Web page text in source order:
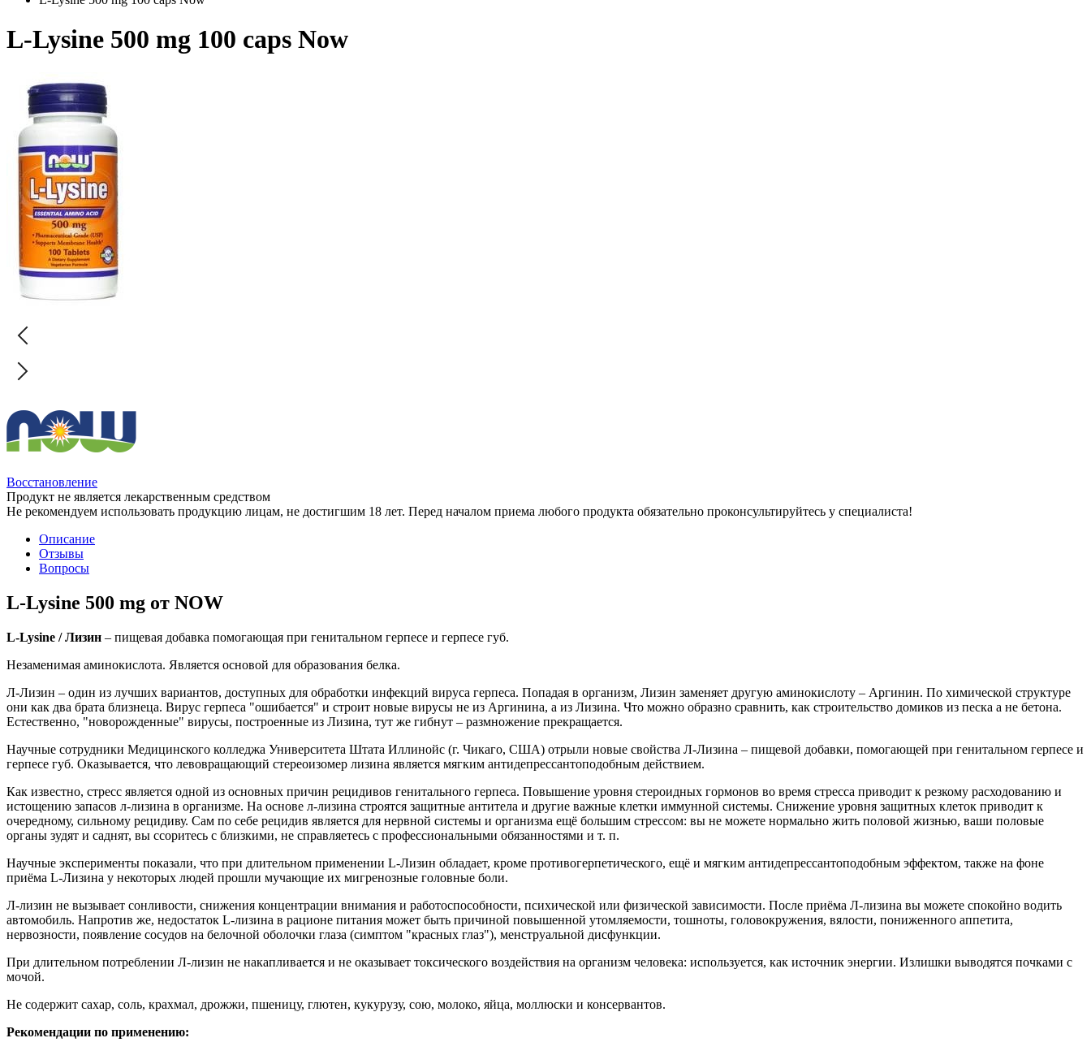
L-Lysine 500 mg 100 caps Now
Восстановление
Продукт не является лекарственным средством
Не рекомендуем использовать продукцию лицам, не достигшим 18 лет. Перед началом приема любого продукта обязательно проконсультируйтесь у специалиста!
Описание
Отзывы
Вопросы
L-Lysine 500 mg от NOW
L-Lysine / Лизин – пищевая добавка помогающая при генитальном герпесе и герпесе губ.
Незаменимая аминокислота. Является основой для образования белка.
Л-Лизин – один из лучших вариантов, доступных для обработки инфекций вируса герпеса. Попадая в организм, Лизин заменяет другую аминокислоту – Аргинин. По химической структуре
они как два брата близнеца. Вирус герпеса "ошибается" и строит новые вирусы не из Аргинина, а из Лизина. Что можно образно сравнить, как строительство домиков из песка а не бетона.
Естественно, "новорожденные" вирусы, построенные из Лизина, тут же гибнут – размножение прекращается.
Научные сотрудники Медицинского колледжа Университета Штата Иллинойс (г. Чикаго, США) отрыли новые свойства Л-Лизина – пищевой добавки, помогающей при генитальном герпесе и
герпесе губ. Оказывается, что левовращающий стереоизомер лизина является мягким антидепрессантоподобным действием.
Как известно, стресс является одной из основных причин рецидивов генитального герпеса. Повышение уровня стероидных гормонов во время стресса приводит к резкому расходованию и
истощению запасов л-лизина в организме. На основе л-лизина строятся защитные антитела и другие важные клетки иммунной системы. Снижение уровня защитных клеток приводит к
очередному, сильному рецидиву. Сам по себе рецидив является для нервной системы и организма ещё большим стрессом: вы не можете нормально жить половой жизнью, ваши половые
органы зудят и саднят, вы ссоритесь с близкими, не справляетесь с профессиональными обязанностями и т. п.
Научные эксперименты показали, что при длительном применении L-Лизин обладает, кроме противогерпетического, ещё и мягким антидепрессантоподобным эффектом, также на фоне
приёма L-Лизина у некоторых людей прошли мучающие их мигренозные головные боли.
Л-лизин не вызывает сонливости, снижения концентрации внимания и работоспособности, психической или физической зависимости. После приёма Л-лизина вы можете спокойно водить
автомобиль. Напротив же, недостаток L-лизина в рационе питания может быть причиной повышенной утомляемости, тошноты, головокружения, вялости, пониженного аппетита,
нервозности, появление сосудов на белочной оболочки глаза (симптом "красных глаз"), менструальной дисфункции.
При длительном потреблении Л-лизин не накапливается и не оказывает токсического воздействия на организм человека: используется, как источник энергии. Излишки выводятся почками с
мочой.
Не содержит сахар, соль, крахмал, дрожжи, пшеницу, глютен, кукурузу, сою, молоко, яйца, моллюски и консервантов.
Рекомендации по применению: